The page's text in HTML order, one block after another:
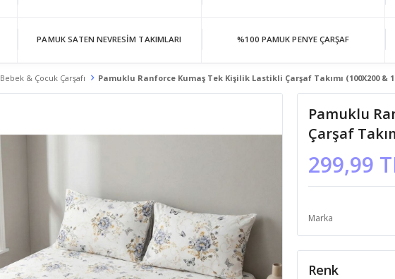
PAMUK SATEN NEVRESIM TAKIMLARI %100 PAMUK PENYE ÇARŞAF
Bebek & Çocuk Çarşafı Pamuklu Ranforce Kumaş Tek Kişilik Lastikli Çarşaf Takımı (100X200 &
Pamuklu
Çarşaf
299,99
Marka
Renk